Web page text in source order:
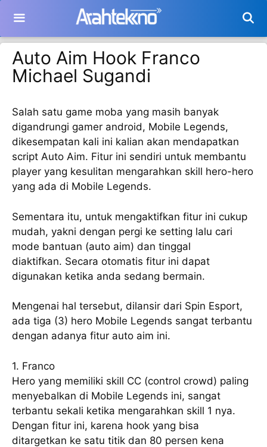
isi
Auto Aim Hook Franco
Michael Sugandi
Salah satu game moba yang masih banyak
digandrungi gamer android, Mobile Legends,
dikesempatan kali ini kalian akan mendapatkan
script Auto Aim. Fitur ini sendiri untuk membantu
player yang kesulitan mengarahkan skill hero-hero
yang ada di Mobile Legends.
Sementara itu, untuk mengaktifkan fitur ini cukup
mudah, yakni dengan pergi ke setting lalu cari
mode bantuan (auto aim) dan tinggal
diaktifkan. Secara otomatis fitur ini dapat
digunakan ketika anda sedang bermain.
Mengenai hal tersebut, dilansir dari Spin Esport,
ada tiga (3) hero Mobile Legends sangat terbantu
dengan adanya fitur auto aim ini.
1. Franco
Hero yang memiliki skill CC (control crowd) paling
menyebalkan di Mobile Legends ini, sangat
terbantu sekali ketika mengarahkan skill 1 nya.
Dengan fitur ini, karena hook yang bisa
ditargetkan ke satu titik dan 80 persen kena